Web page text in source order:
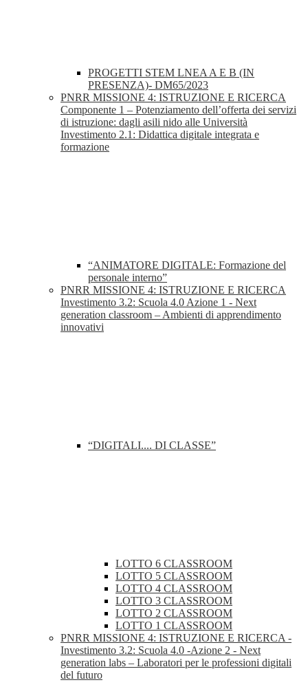
PROGETTI STEM LNEA A E B (IN
PRESENZA)- DM65/2023
PNRR MISSIONE 4: ISTRUZIONE E RICERCA
Componente 1 – Potenziamento dell’offerta dei servizi
di istruzione: dagli asili nido alle Università
Investimento 2.1: Didattica digitale integrata e
formazione
“ANIMATORE DIGITALE: Formazione del
personale interno”
PNRR MISSIONE 4: ISTRUZIONE E RICERCA
Investimento 3.2: Scuola 4.0 Azione 1 - Next
generation classroom – Ambienti di apprendimento
innovativi
“DIGITALI.... DI CLASSE”
LOTTO 6 CLASSROOM
LOTTO 5 CLASSROOM
LOTTO 4 CLASSROOM
LOTTO 3 CLASSROOM
LOTTO 2 CLASSROOM
LOTTO 1 CLASSROOM
PNRR MISSIONE 4: ISTRUZIONE E RICERCA -
Investimento 3.2: Scuola 4.0 -Azione 2 - Next
generation labs – Laboratori per le professioni digitali
del futuro